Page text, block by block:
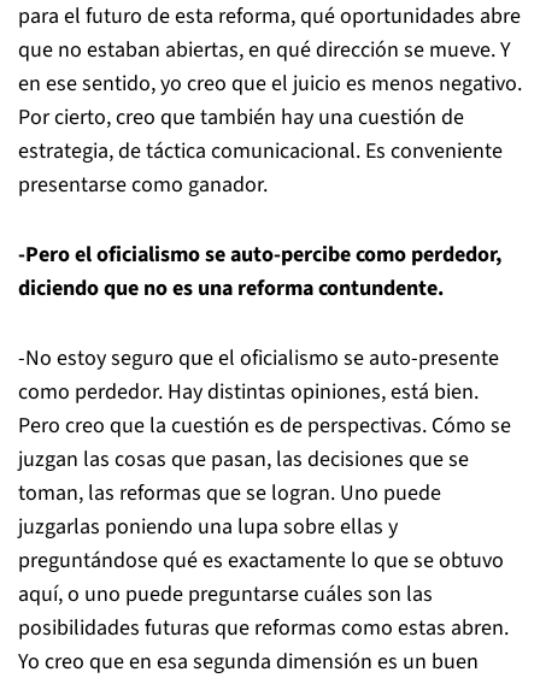
para el futuro de esta reforma, qué oportunidades abre
que no estaban abiertas, en qué dirección se mueve. Y
en ese sentido, yo creo que el juicio es menos negativo.
Por cierto, creo que también hay una cuestión de
estrategia, de táctica comunicacional. Es conveniente
presentarse como ganador.
-Pero el oficialismo se auto-percibe como perdedor,
diciendo que no es una reforma contundente.
-No estoy seguro que el oficialismo se auto-presente
como perdedor. Hay distintas opiniones, está bien.
Pero creo que la cuestión es de perspectivas. Cómo se
juzgan las cosas que pasan, las decisiones que se
toman, las reformas que se logran. Uno puede
juzgarlas poniendo una lupa sobre ellas y
preguntándose qué es exactamente lo que se obtuvo
aquí, o uno puede preguntarse cuáles son las
posibilidades futuras que reformas como estas abren.
Yo creo que en esa segunda dimensión es un buen